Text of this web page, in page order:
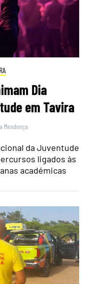
Dia
em Tavira
Mendonça
da Juventude
ligados às
académicas